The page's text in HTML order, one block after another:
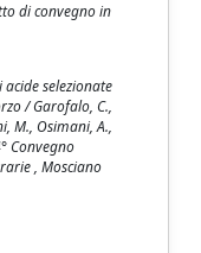
di convegno in
selezionate
/ Garofalo, C.,
M., Osimani, A.,
Convegno
, Mosciano